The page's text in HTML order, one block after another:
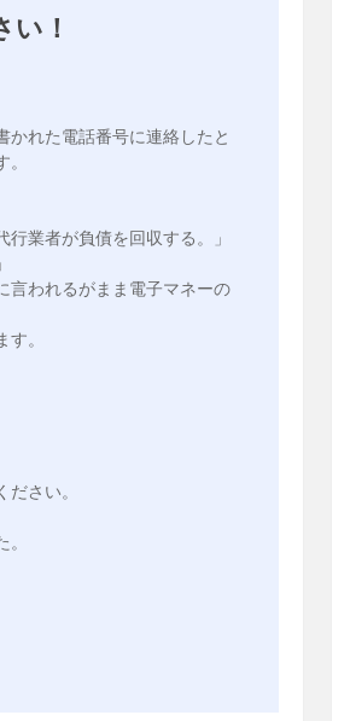
！
れた電話番号に連絡したと
業者が負債を回収する。」
言われるがまま電子マネーの
。
さい。